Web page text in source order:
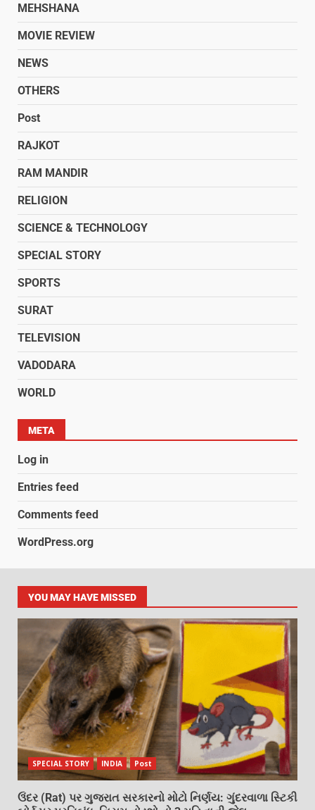
MEHSHANA
MOVIE REVIEW
NEWS
OTHERS
Post
RAJKOT
RAM MANDIR
RELIGION
SCIENCE & TECHNOLOGY
SPECIAL STORY
SPORTS
SURAT
TELEVISION
VADODARA
WORLD
META
Log in
Entries feed
Comments feed
WordPress.org
YOU MAY HAVE MISSED
SPECIAL STORY INDIA Post
ઉંદર (Rat) પર ગુજરાત સરકારનો મોટો નિર્ણય: ગુંદરવાળા સ્ટિકી